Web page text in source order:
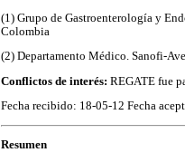
(1) Grupo de Gastroenterología y
Colombia
(2) Departamento Médico. Sanofi-
Conflictos de interés: REGATE fue
Fecha recibido: 18-05-12 Fecha
Resumen